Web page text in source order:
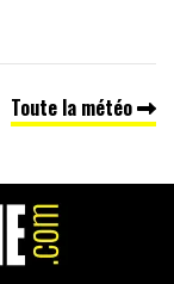
Toute la météo